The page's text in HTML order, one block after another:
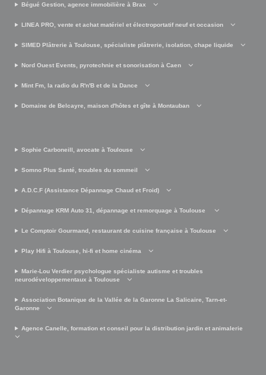
Bégué Gestion, agence immobilière à Brax
LINEA PRO, vente et achat matériel et électroportatif neuf et occasion
SIMED Plâtrerie à Toulouse, spécialiste plâtrerie, isolation, chape liquide
Nord Ouest Events, pyrotechnie et sonorisation à Caen
Mint Fm, la radio du R'n'B et de la Dance
Domaine de Belcayre, maison d'hôtes et gîte à Montauban
Sophie Carboneill, avocate à Toulouse
Somno Plus Santé, troubles du sommeil
A.D.C.F (Assistance Dépannage Chaud et Froid)
Dépannage KRM Auto 31, dépannage et remorquage à Toulouse
Le Comptoir Gourmand, restaurant de cuisine française à Toulouse
Play Hifi à Toulouse, hi-fi et home cinéma
Marie-Lou Verdier psychologue spécialiste autisme et troubles
neurodéveloppementaux à Toulouse
Association Botanique de la Vallée de la Garonne La Salicaire, Tarn-et-
Garonne
Agence Canelle, formation et conseil pour la distribution jardin et animalerie